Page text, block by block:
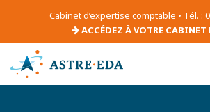
Cabinet d’expertise comptable • Tél. :
ACCÉDEZ À VOTRE